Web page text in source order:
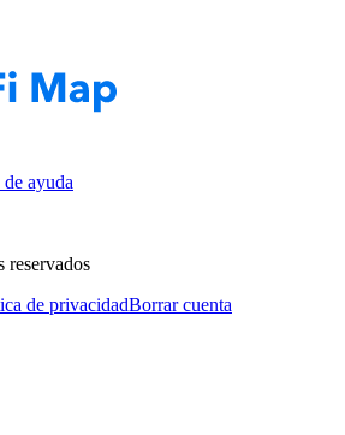
ayuda
reservados
de privacidadBorrar cuenta